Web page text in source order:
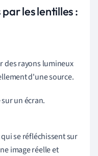
les lentilles :
des rayons lumineux
d'une source.
un écran.
se réfléchissent sur
image réelle et